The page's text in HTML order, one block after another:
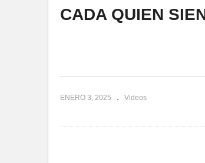
CADA QUIEN
ENERO 3, 2025 Videos